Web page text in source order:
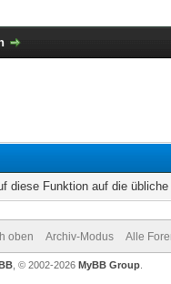
diese Funktion auf die
oben Archiv-Modus Alle
, © 2002-2026 MyBB Group